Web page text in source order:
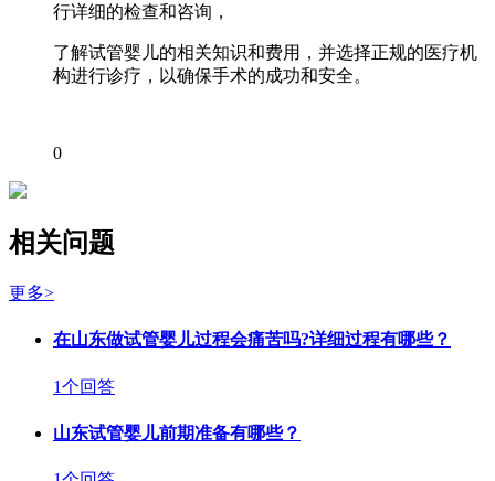
行详细的检查和咨询，
了解试管婴儿的相关知识和费用，并选择正规的医疗机
构进行诊疗，以确保手术的成功和安全。
0
相关问题
更多>
在山东做试管婴儿过程会痛苦吗?详细过程有哪些？
1个回答
山东试管婴儿前期准备有哪些？